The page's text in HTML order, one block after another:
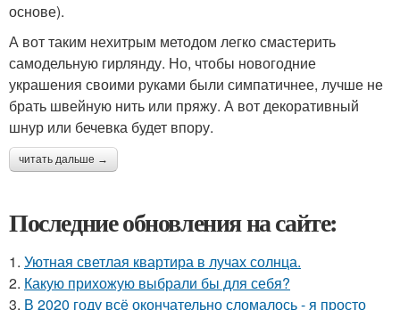
основе).
А вот таким нехитрым методом легко смастерить
самодельную гирлянду. Но, чтобы новогодние
украшения своими руками были симпатичнее, лучше не
брать швейную нить или пряжу. А вот декоративный
шнур или бечевка будет впору.
читать дальше →
Последние обновления на сайте:
1. Уютная светлая квартира в лучах солнца.
2. Какую прихожую выбрали бы для себя?
3. В 2020 году всё окончательно сломалось - я просто